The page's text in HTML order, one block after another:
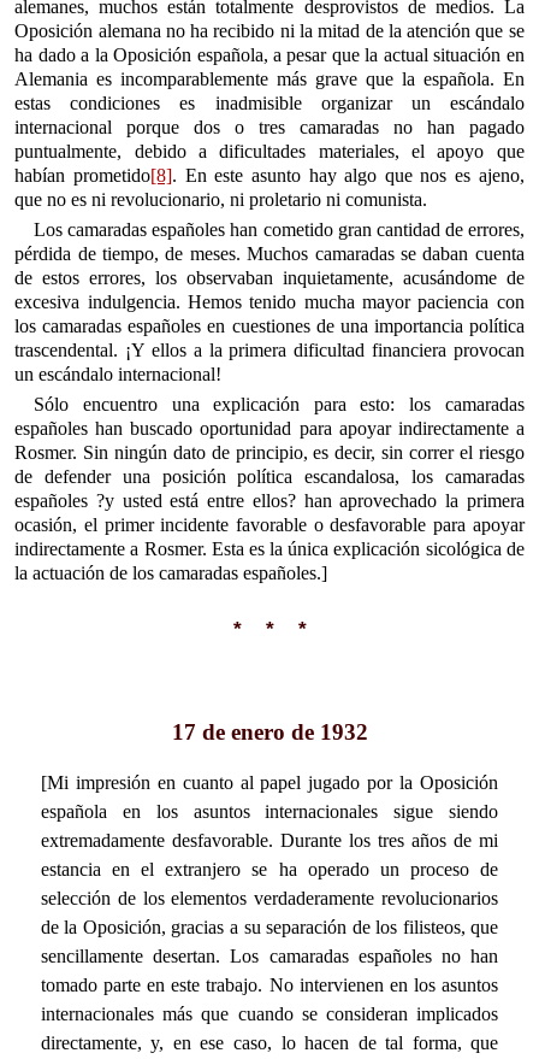
alemanes, muchos están totalmente desprovistos de medios. La
Oposición alemana no ha recibido ni la mitad de la atención que se
ha dado a la Oposición española, a pesar que la actual situación en
Alemania es incomparablemente más grave que la española. En
estas condiciones es inadmisible organizar un escándalo
internacional porque dos o tres camaradas no han pagado
puntualmente, debido a dificultades materiales, el apoyo que
habían prometido[8]. En este asunto hay algo que nos es ajeno,
que no es ni revolucionario, ni proletario ni comunista.
Los camaradas españoles han cometido gran cantidad de errores,
pérdida de tiempo, de meses. Muchos camaradas se daban cuenta
de estos errores, los observaban inquietamente, acusándome de
excesiva indulgencia. Hemos tenido mucha mayor paciencia con
los camaradas españoles en cuestiones de una importancia política
trascendental. ¡Y ellos a la primera dificultad financiera provocan
un escándalo internacional!
Sólo encuentro una explicación para esto: los camaradas
españoles han buscado oportunidad para apoyar indirectamente a
Rosmer. Sin ningún dato de principio, es decir, sin correr el riesgo
de defender una posición política escandalosa, los camaradas
españoles ?y usted está entre ellos? han aprovechado la primera
ocasión, el primer incidente favorable o desfavorable para apoyar
indirectamente a Rosmer. Esta es la única explicación sicológica de
la actuación de los camaradas españoles.]
* * *
17 de enero de 1932
[Mi impresión en cuanto al papel jugado por la Oposición
española en los asuntos internacionales sigue siendo
extremadamente desfavorable. Durante los tres años de mi
estancia en el extranjero se ha operado un proceso de
selección de los elementos verdaderamente revolucionarios
de la Oposición, gracias a su separación de los filisteos, que
sencillamente desertan. Los camaradas españoles no han
tomado parte en este trabajo. No intervienen en los asuntos
internacionales más que cuando se consideran implicados
directamente, y, en ese caso, lo hacen de tal forma, que